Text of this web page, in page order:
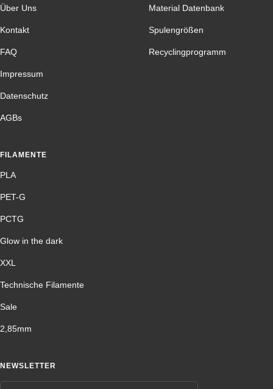
Über Uns
Kontakt
FAQ
Impressum
Datenschutz
AGBs
Material Datenbank
Spulengrößen
Recyclingprogramm
FILAMENTE
PLA
PET-G
PCTG
Glow in the dark
XXL
Technische Filamente
Sale
2,85mm
NEWSLETTER